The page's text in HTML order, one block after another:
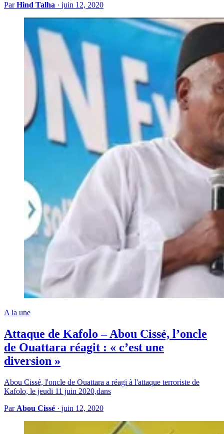
ParHind Talha · juin 12, 2020
A la une
Attaque de Kafolo – Abou Cissé, l’oncle
de Ouattara réagit : « c’est une
diversion »
Abou Cissé, l'oncle de Ouattara a réagi à l'attaque terroriste de
Kafolo, le jeudi 11 juin 2020,dans
Par Abou Cissé · juin 12, 2020